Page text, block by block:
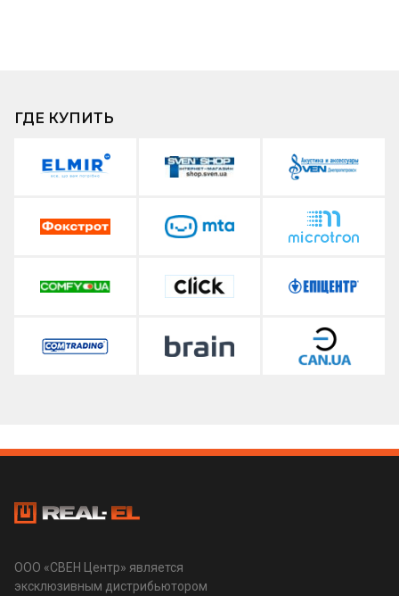
ГДЕ КУПИТЬ
ООО «СВЕН Центр» является
эксклюзивным дистрибьютором